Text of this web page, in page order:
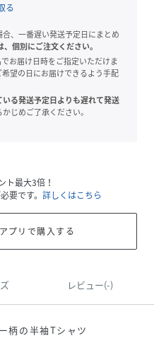
る
、一番遅い発送予定日にまとめ
個別にご注文ください。
お届け日時をご指定いただけま
望の日にお届けできるよう手配
る発送予定日よりも遅れて発送
じめご了承ください。
ト最大3倍！
要です。 詳しくはこちら
リで購入する
レビュー(-)
柄の半袖Tシャツ